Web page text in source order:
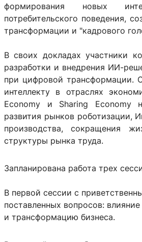
формирования новых
потребительского поведения,
трансформации и "кадрового
В своих докладах участники
разработки и внедрения ИИ-
при цифровой трансформации.
интеллекту в отраслях
Economy и Sharing Economy
развития рынков роботизации,
производства, сокращения
структуры рынка труда.
Запланирована работа трех
В первой сессии с
поставленных вопросов:
и трансформацию бизнеса.